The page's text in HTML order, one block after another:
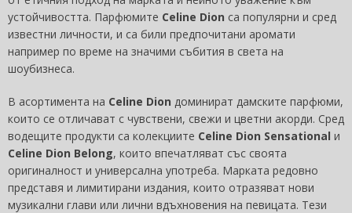
устойчивостта. Парфюмите Celine Dion са популярни и сред
известни личности, и са били предпочитани аромати
например по време на значими събития в света на
шоубизнеса.
В асортимента на Celine Dion доминират дамските парфюми,
които се отличават с чувствени, свежи и цветни акорди. Сред
водещите продукти са колекциите Celine Dion Sensational и
Celine Dion Belong, които впечатляват със своята
оригиналност и универсална употреба. Марката редовно
представя и лимитирани издания, които отразяват нови
музикални глави или лични вдъхновения на певицата. Тези